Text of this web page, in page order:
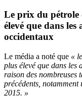
Le prix du pétrole
élevé que dans les
occidentaux
Le média a noté que «
plus élevé que dans les
raison des nombreuses
précédents,
2015. »